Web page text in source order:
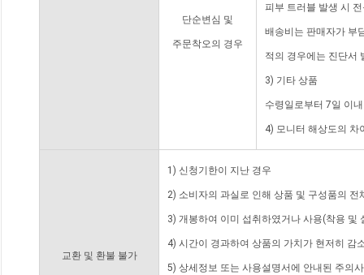
단순변심 및
주문착오의 경우
피부 트러블 발생 시
배송비는 판매자가 부
적의 경우에는 진단서
3) 기타 상품
수령일로부터 7일 이
4) 모니터 해상도의 차
교환 및 환불 불가
1) 신청기한이 지난 경우
2) 소비자의 과실로 인해 상품 및 구성품의
3) 개봉하여 이미 섭취하였거나 사용(착용 및
4) 시간이 경과하여 상품의 가치가 현저히 감
5) 상세정보 또는 사용설명서에 안내된 주의